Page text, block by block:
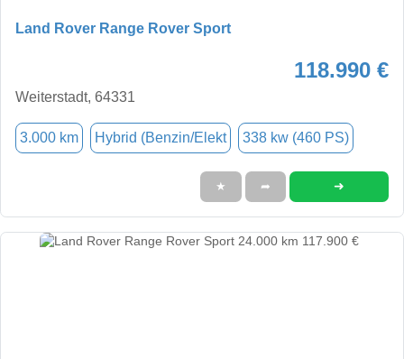
Land Rover Range Rover Sport
118.990 €
Weiterstadt, 64331
3.000 km Hybrid (Benzin/Elekt 338 kw (460 PS)
★ ➦ ➜